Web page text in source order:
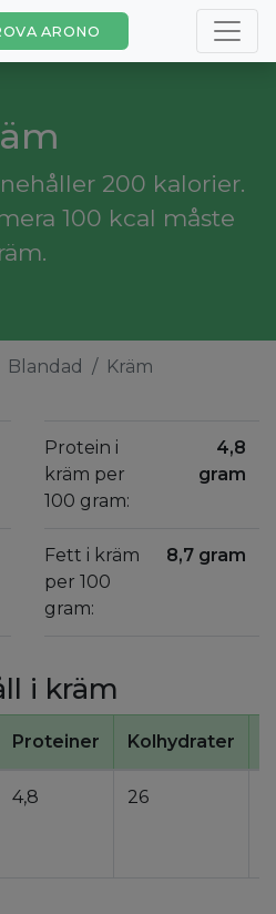
ARONO
200 kalorier.
100 kcal måste
Blandad Kräm
Protein i
kräm per
100 gram:
4,8
gram
Fett i kräm
per 100
gram:
8,7 gram
i kräm
Proteiner Kolhydrater
4,8 26